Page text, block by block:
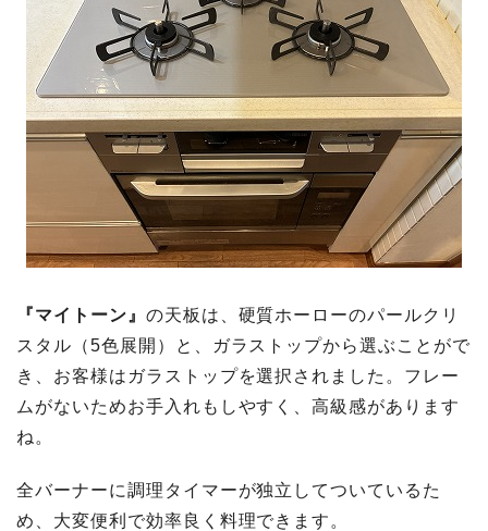
『マイトーン』 の天板は、硬質ホーローのパールクリ
スタル（5色展開）と、ガラストップから選ぶことがで
き、お客様はガラストップを選択されました。フレー
ムがないためお手入れもしやすく、高級感があります
ね。
全バーナーに調理タイマーが独立してついているた
め、大変便利で効率良く料理できます。